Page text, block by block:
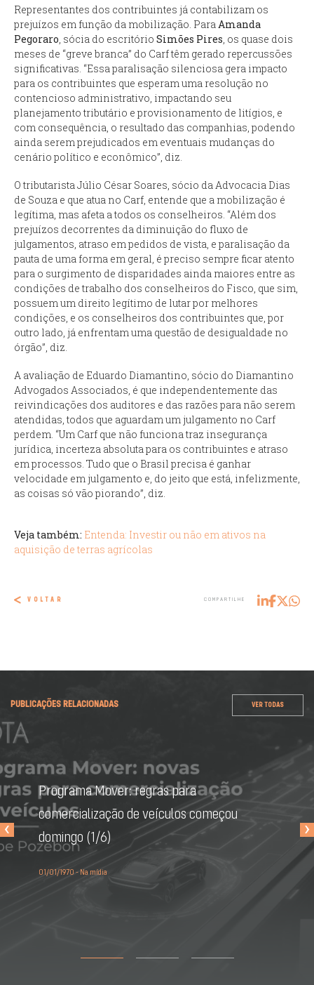
Representantes dos contribuintes já contabilizam os
prejuízos em função da mobilização. ParaAmanda
Pegoraro, sócia do escritório Simões Pires, os quase dois
meses de “greve branca” do Carf têm gerado repercussões
significativas. “Essa paralisação silenciosa gera impacto
para os contribuintes que esperam uma resolução no
contencioso administrativo, impactando seu
planejamento tributário e provisionamento de litígios, e
com consequência, o resultado das companhias, podendo
ainda serem prejudicados em eventuais mudanças do
cenário político e econômico”, diz.
O tributarista Júlio César Soares, sócio da Advocacia Dias
de Souza e que atua no Carf, entende que a mobilização é
legítima, mas afeta a todos os conselheiros. “Além dos
prejuízos decorrentes da diminuição do fluxo de
julgamentos, atraso em pedidos de vista, e paralisação da
pauta de uma forma em geral, é preciso sempre ficar atento
para o surgimento de disparidades ainda maiores entre as
condições de trabalho dos conselheiros do Fisco, que sim,
possuem um direito legítimo de lutar por melhores
condições, e os conselheiros dos contribuintes que, por
outro lado, já enfrentam uma questão de desigualdade no
órgão”, diz.
A avaliação de Eduardo Diamantino, sócio do Diamantino
Advogados Associados, é que independentemente das
reivindicações dos auditores e das razões para não serem
atendidas, todos que aguardam um julgamento no Carf
perdem. “Um Carf que não funciona traz insegurança
jurídica, incerteza absoluta para os contribuintes e atraso
em processos. Tudo que o Brasil precisa é ganhar
velocidade em julgamento e, do jeito que está, infelizmente,
as coisas só vão piorando”, diz.
Veja também: Entenda: Investir ou não em ativos na
aquisição de terras agrícolas
VOLTAR COMPARTILHE
PUBLICAÇÕES RELACIONADAS VER TODAS
Programa Mover: regras para
comercialização de veículos começou
domingo (1/6)
01/01/1970 - Na mídia
‹ ›